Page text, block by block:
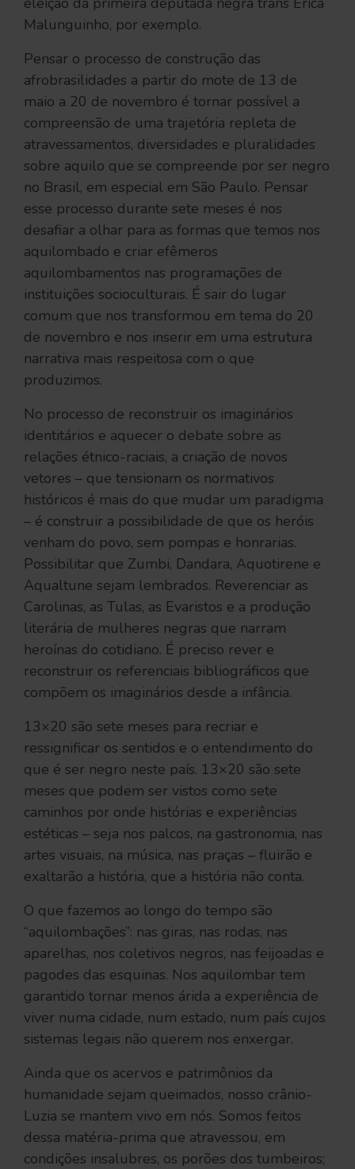
Malunguinho, por exemplo.
Pensar o processo de construção das
afrobrasilidades a partir do mote de 13 de
maio a 20 de novembro é tornar possível a
compreensão de uma trajetória repleta de
atravessamentos, diversidades e pluralidades
sobre aquilo que se compreende por ser negro
no Brasil, em especial em São Paulo. Pensar
esse processo durante sete meses é nos
desafiar a olhar para as formas que temos nos
aquilombado e criar efêmeros
aquilombamentos nas programações de
instituições socioculturais. É sair do lugar
comum que nos transformou em tema do 20
de novembro e nos inserir em uma estrutura
narrativa mais respeitosa com o que
produzimos.
No processo de reconstruir os imaginários
identitários e aquecer o debate sobre as
relações étnico-raciais, a criação de novos
vetores – que tensionam os normativos
históricos é mais do que mudar um paradigma
– é construir a possibilidade de que os heróis
venham do povo, sem pompas e honrarias.
Possibilitar que Zumbi, Dandara, Aquotirene e
Aqualtune sejam lembrados. Reverenciar as
Carolinas, as Tulas, as Evaristos e a produção
literária de mulheres negras que narram
heroínas do cotidiano. É preciso rever e
reconstruir os referenciais bibliográficos que
compõem os imaginários desde a infância.
13×20 são sete meses para recriar e
ressignificar os sentidos e o entendimento do
que é ser negro neste país. 13×20 são sete
meses que podem ser vistos como sete
caminhos por onde histórias e experiências
estéticas – seja nos palcos, na gastronomia, nas
artes visuais, na música, nas praças – fluirão e
exaltarão a história, que a história não conta.
O que fazemos ao longo do tempo são
“aquilombações”: nas giras, nas rodas, nas
aparelhas, nos coletivos negros, nas feijoadas e
pagodes das esquinas. Nos aquilombar tem
garantido tornar menos árida a experiência de
viver numa cidade, num estado, num país cujos
sistemas legais não querem nos enxergar.
Ainda que os acervos e patrimônios da
humanidade sejam queimados, nosso crânio-
Luzia se mantem vivo em nós. Somos feitos
dessa matéria-prima que atravessou, em
condições insalubres, os porões dos tumbeiros;